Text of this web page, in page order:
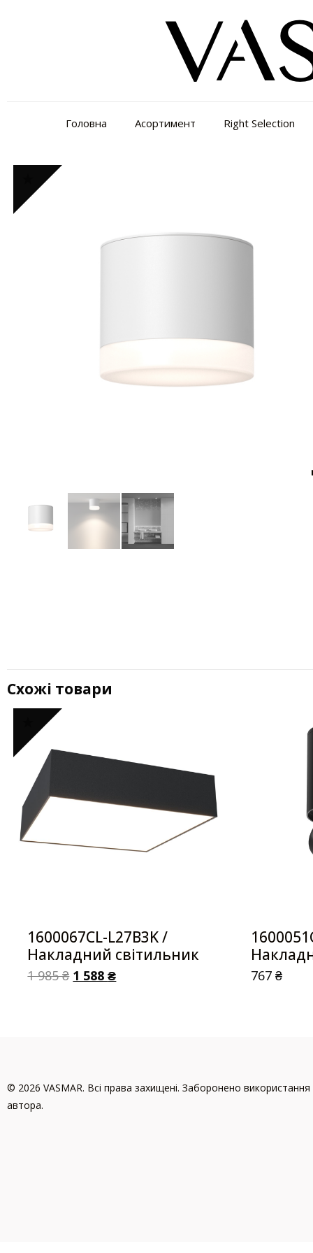
Головна Асортимент Right Selection
Схожі товари
1600067CL-L27B3K /
Накладний світильник
1 985₴ 1 588₴ 767₴
© 2026 VASMAR. Всі права захищені. Заборонено використання
автора.